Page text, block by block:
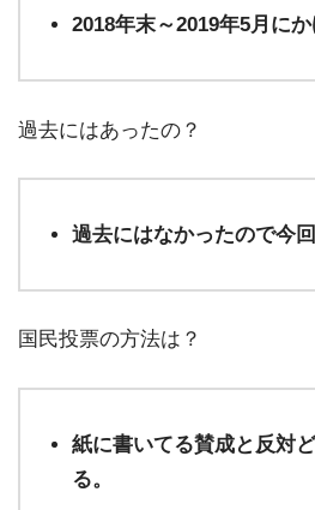
2018年末～2019年5月に
過去にはあったの？
過去にはなかったので今
国民投票の方法は？
紙に書いてる賛成と反対
る。